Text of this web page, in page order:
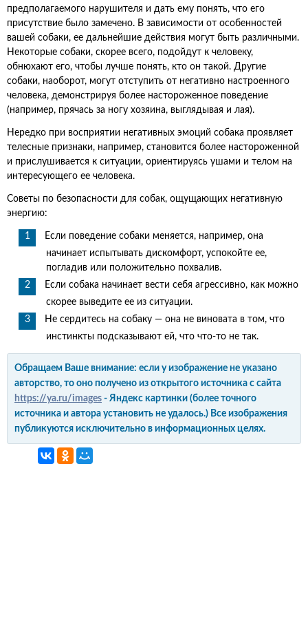
предполагаемого нарушителя и дать ему понять, что его
присутствие было замечено. В зависимости от особенностей
вашей собаки, ее дальнейшие действия могут быть различными.
Некоторые собаки, скорее всего, подойдут к человеку,
обнюхают его, чтобы лучше понять, кто он такой. Другие
собаки, наоборот, могут отступить от негативно настроенного
человека, демонстрируя более настороженное поведение
(например, прячась за ногу хозяина, выглядывая и лая).
Нередко при восприятии негативных эмоций собака проявляет
телесные признаки, например, становится более настороженной
и прислушивается к ситуации, ориентируясь ушами и телом на
интересующего ее человека.
Советы по безопасности для собак, ощущающих негативную
энергию:
Если поведение собаки меняется, например, она
начинает испытывать дискомфорт, успокойте ее,
погладив или положительно похвалив.
Если собака начинает вести себя агрессивно, как можно
скорее выведите ее из ситуации.
Не сердитесь на собаку — она не виновата в том, что
инстинкты подсказывают ей, что что-то не так.
Обращаем Ваше внимание: если у изображение не указано
авторство, то оно получено из открытого источника с сайта
https://ya.ru/images - Яндекс картинки (более точного
источника и автора установить не удалось.) Все изображения
публикуются исключительно в информационных целях.